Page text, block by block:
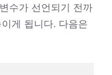
수가 선언되기 전까
게 됩니다. 다음은